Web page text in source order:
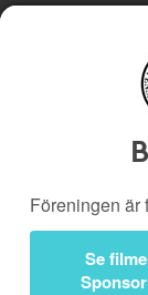
Köp
Bli
Föreningen är
Se